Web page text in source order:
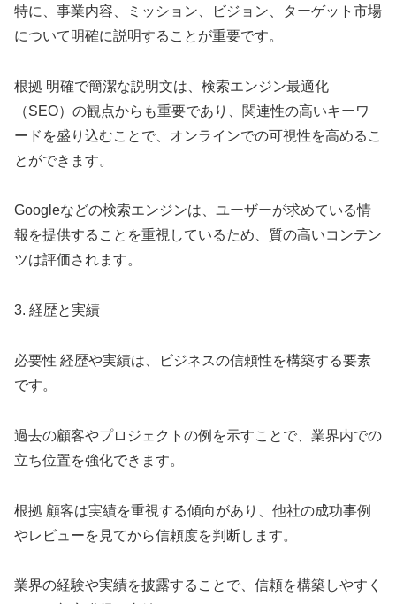
特に、事業内容、ミッション、ビジョン、ターゲット市場
について明確に説明することが重要です。
根拠 明確で簡潔な説明文は、検索エンジン最適化
（SEO）の観点からも重要であり、関連性の高いキーワ
ードを盛り込むことで、オンラインでの可視性を高めるこ
とができます。
Googleなどの検索エンジンは、ユーザーが求めている情
報を提供することを重視しているため、質の高いコンテン
ツは評価されます。
3. 経歴と実績
必要性 経歴や実績は、ビジネスの信頼性を構築する要素
です。
過去の顧客やプロジェクトの例を示すことで、業界内での
立ち位置を強化できます。
根拠 顧客は実績を重視する傾向があり、他社の成功事例
やレビューを見てから信頼度を判断します。
業界の経験や実績を披露することで、信頼を構築しやすく